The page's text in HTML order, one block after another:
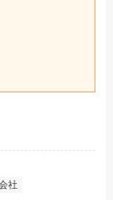
社